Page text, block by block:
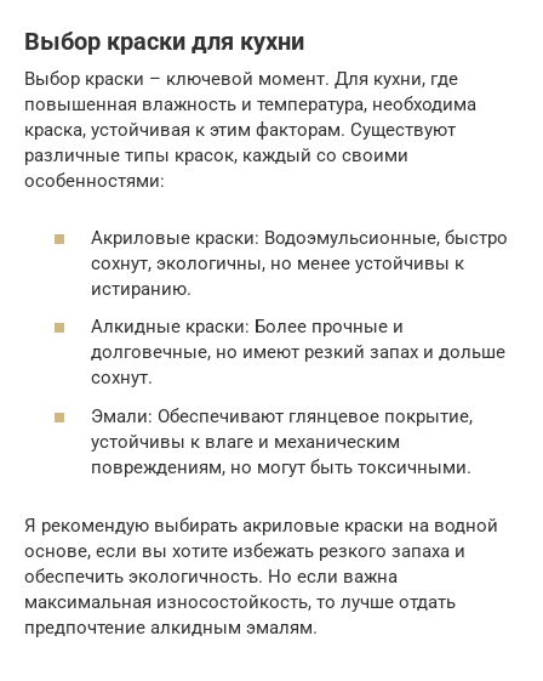
Выбор краски для кухни
Выбор краски – ключевой момент. Для кухни, где
повышенная влажность и температура, необходима
краска, устойчивая к этим факторам. Существуют
различные типы красок, каждый со своими
особенностями:
Акриловые краски: Водоэмульсионные, быстро
сохнут, экологичны, но менее устойчивы к
истиранию.
Алкидные краски: Более прочные и
долговечные, но имеют резкий запах и дольше
сохнут.
Эмали: Обеспечивают глянцевое покрытие,
устойчивы к влаге и механическим
повреждениям, но могут быть токсичными.
Я рекомендую выбирать акриловые краски на водной
основе, если вы хотите избежать резкого запаха и
обеспечить экологичность. Но если важна
максимальная износостойкость, то лучше отдать
предпочтение алкидным эмалям.